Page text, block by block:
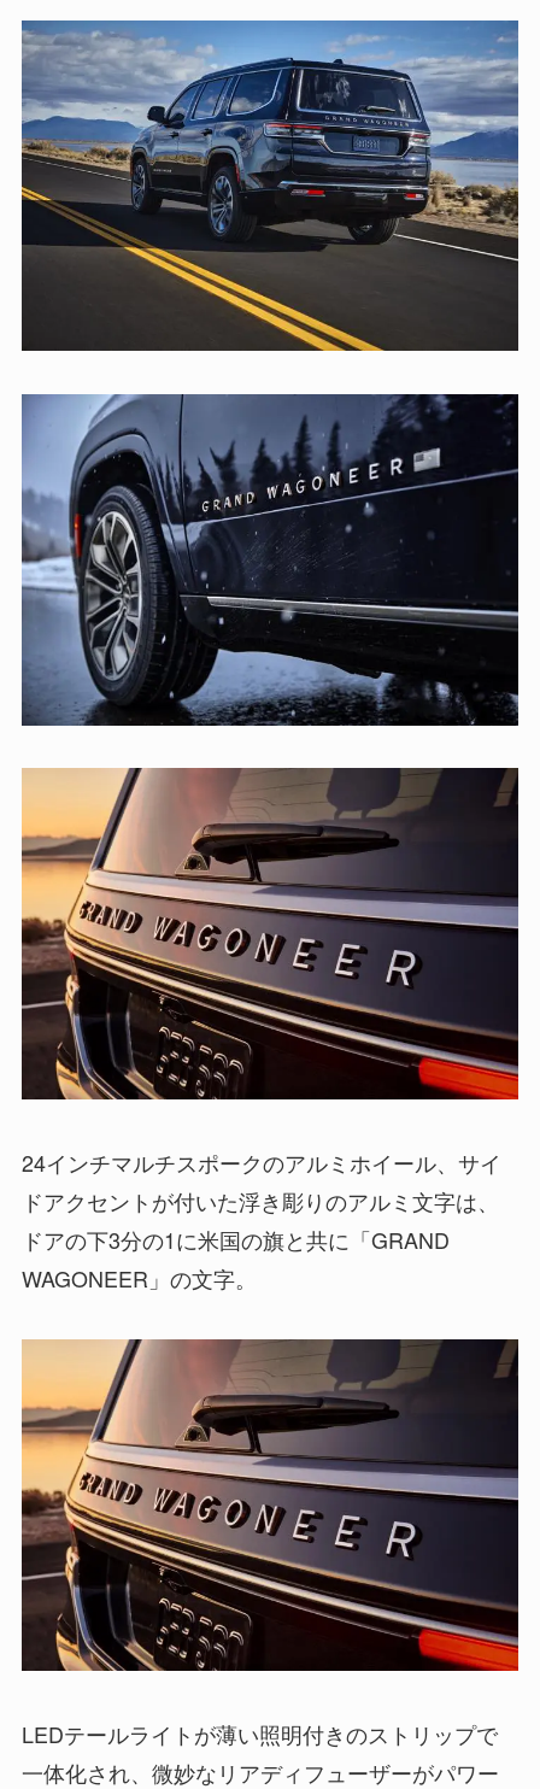
24インチマルチスポークのアルミホイール、サイ
ドアクセントが付いた浮き彫りのアルミ文字は、
ドアの下3分の1に米国の旗と共に「GRAND
WAGONEER」の文字。
LEDテールライトが薄い照明付きのストリップで
一体化され、微妙なリアディフューザーがパワー